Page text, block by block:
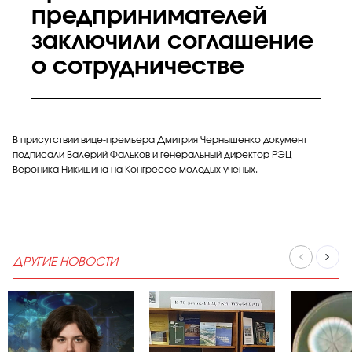
предпринимателей
заключили соглашение
о сотрудничестве
В присутствии вице-премьера Дмитрия Чернышенко документ
подписали Валерий Фальков и генеральный директор РЭЦ
Вероника Никишина на Конгрессе молодых ученых.
ДРУГИЕ НОВОСТИ